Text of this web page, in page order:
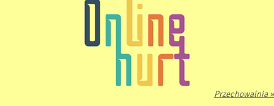
Przechowalnia »